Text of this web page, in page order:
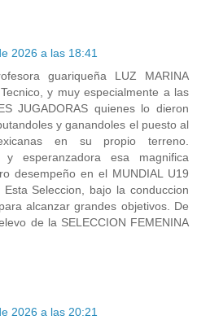
2026 a las 18:41
guariqueña LUZ MARINA
y muy especialmente a las
JUGADORAS quienes lo dieron
y ganandoles el puesto al
en su propio terreno.
y esperanzadora esa magnifica
desempeño en el MUNDIAL U19
Seleccion, bajo la conduccion
alcanzar grandes objetivos. De
de la SELECCION FEMENINA
2026 a las 20:21